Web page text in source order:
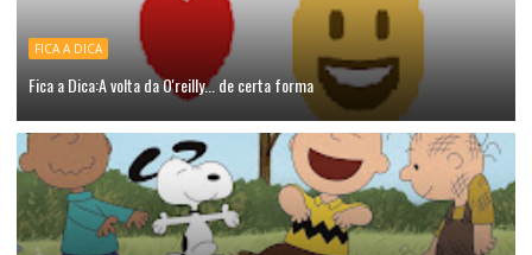
FICA A DICA
Fica a Dica:A volta da O'reilly... de certa forma